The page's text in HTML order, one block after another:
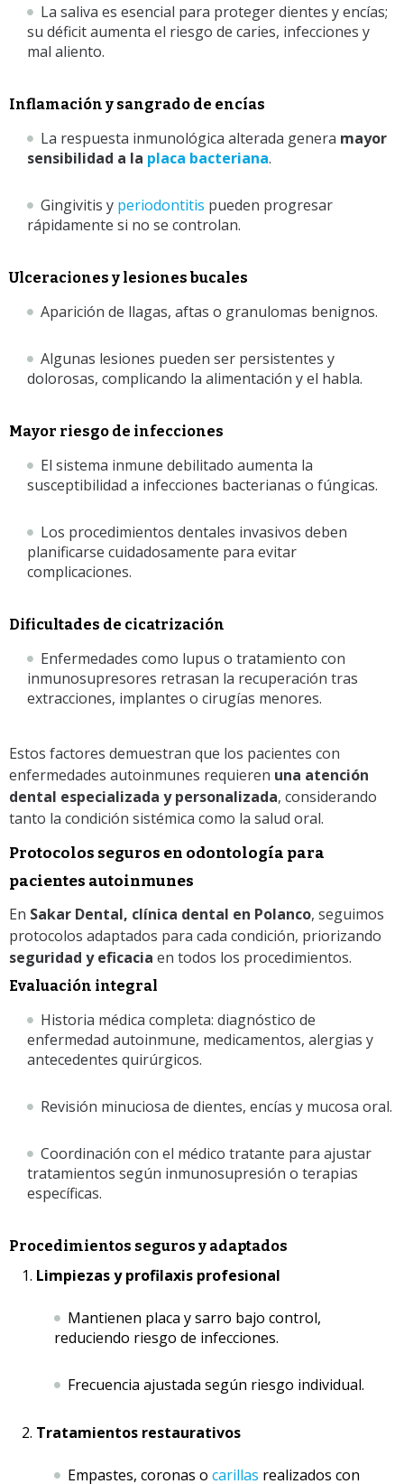
La saliva es esencial para proteger dientes y encías;
su déficit aumenta el riesgo de caries, infecciones y
mal aliento.
Inflamación y sangrado de encías
La respuesta inmunológica alterada genera mayor
sensibilidad a la placa bacteriana.
Gingivitis y periodontitis pueden progresar
rápidamente si no se controlan.
Ulceraciones y lesiones bucales
Aparición de llagas, aftas o granulomas benignos.
Algunas lesiones pueden ser persistentes y
dolorosas, complicando la alimentación y el habla.
Mayor riesgo de infecciones
El sistema inmune debilitado aumenta la
susceptibilidad a infecciones bacterianas o fúngicas.
Los procedimientos dentales invasivos deben
planificarse cuidadosamente para evitar
complicaciones.
Dificultades de cicatrización
Enfermedades como lupus o tratamiento con
inmunosupresores retrasan la recuperación tras
extracciones, implantes o cirugías menores.
Estos factores demuestran que los pacientes con
enfermedades autoinmunes requieren una atención
dental especializada y personalizada, considerando
tanto la condición sistémica como la salud oral.
Protocolos seguros en odontología para
pacientes autoinmunes
En Sakar Dental, clínica dental en Polanco, seguimos
protocolos adaptados para cada condición, priorizando
seguridad y eficacia en todos los procedimientos.
Evaluación integral
Historia médica completa: diagnóstico de
enfermedad autoinmune, medicamentos, alergias y
antecedentes quirúrgicos.
Revisión minuciosa de dientes, encías y mucosa oral.
Coordinación con el médico tratante para ajustar
tratamientos según inmunosupresión o terapias
específicas.
Procedimientos seguros y adaptados
Limpiezas y profilaxis profesional
Mantienen placa y sarro bajo control,
reduciendo riesgo de infecciones.
Frecuencia ajustada según riesgo individual.
Tratamientos restaurativos
Empastes, coronas o carillas realizados con